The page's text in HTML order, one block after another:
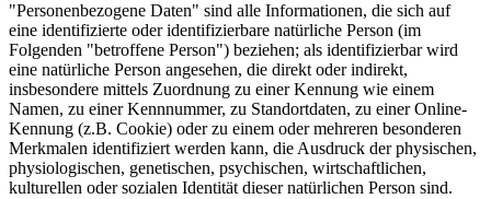
"Personenbezogene Daten" sind alle Informationen, die sich auf
eine identifizierte oder identifizierbare natürliche Person (im
Folgenden "betroffene Person") beziehen; als identifizierbar wird
eine natürliche Person angesehen, die direkt oder indirekt,
insbesondere mittels Zuordnung zu einer Kennung wie einem
Namen, zu einer Kennnummer, zu Standortdaten, zu einer Online-
Kennung (z.B. Cookie) oder zu einem oder mehreren besonderen
Merkmalen identifiziert werden kann, die Ausdruck der physischen,
physiologischen, genetischen, psychischen, wirtschaftlichen,
kulturellen oder sozialen Identität dieser natürlichen Person sind.